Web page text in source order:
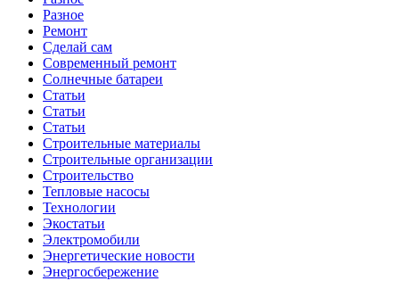
Разное
Ремонт
Сделай сам
Современный ремонт
Солнечные батареи
Статьи
Статьи
Статьи
Строительные материалы
Строительные организации
Строительство
Тепловые насосы
Технологии
Экостатьи
Электромобили
Энергетические новости
Энергосбережение